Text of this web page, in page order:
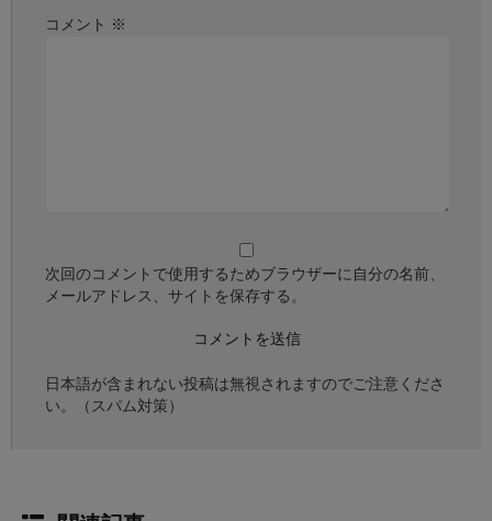
コメント ※
次回のコメントで使用するためブラウザーに自分の名前、
メールアドレス、サイトを保存する。
日本語が含まれない投稿は無視されますのでご注意くださ
い。（スパム対策）